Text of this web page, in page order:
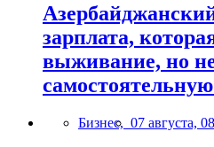
зарплата,
выживание, но
Бизнес, 07 августа,